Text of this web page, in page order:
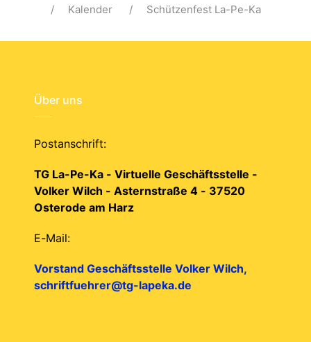
Kalender
Schützenfest La-Pe-Ka
Über uns
Postanschrift:
TG La-Pe-Ka - Virtuelle Geschäftsstelle -
Volker Wilch - Asternstraße 4 - 37520
Osterode am Harz
E-Mail:
Vorstand Geschäftsstelle Volker Wilch,
schriftfuehrer@tg-lapeka.de